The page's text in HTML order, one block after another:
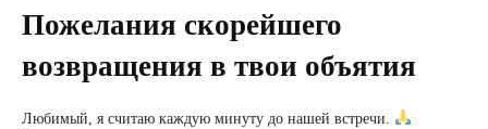
Пожелания скорейшего
возвращения в твои объятия
Любимый, я считаю каждую минуту до нашей встречи.